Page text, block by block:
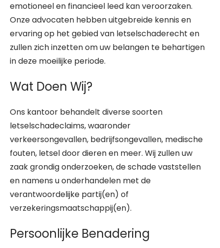
emotioneel en financieel leed kan veroorzaken.
Onze advocaten hebben uitgebreide kennis en
ervaring op het gebied van letselschaderecht en
zullen zich inzetten om uw belangen te behartigen
in deze moeilijke periode.
Wat Doen Wij?
Ons kantoor behandelt diverse soorten
letselschadeclaims, waaronder
verkeersongevallen, bedrijfsongevallen, medische
fouten, letsel door dieren en meer. Wij zullen uw
zaak grondig onderzoeken, de schade vaststellen
en namens u onderhandelen met de
verantwoordelijke partij(en) of
verzekeringsmaatschappij(en).
Persoonlijke Benadering